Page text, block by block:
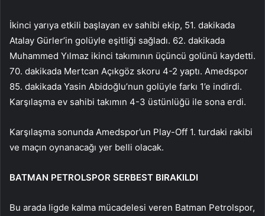
İkinci yarıya etkili başlayan ev sahibi ekip, 51. dakikada
Atalay Gürler’in golüyle eşitliği sağladı. 62. dakikada
Muhammed Yılmaz ikinci takımının üçüncü golünü kaydetti.
70. dakikada Mertcan Açıkgöz skoru 4-2 yaptı. Amedspor
85. dakikada Yasin Abidoğlu’nun golüyle farkı 1’e indirdi.
Karşılaşma ev sahibi takımın 4-3 üstünlüğü ile sona erdi.
Karşılaşma sonunda Amedspor’un Play-Off 1. turdaki rakibi
ve maçın oynanacağı yer belli olacak.
BATMAN PETROLSPOR SERBEST BIRAKILDI
Bu arada ligde kalma mücadelesi veren Batman Petrolspor,